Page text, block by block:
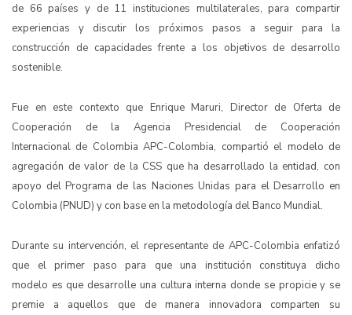
de 66 países y de 11 instituciones multilaterales, para compartir
experiencias y discutir los próximos pasos a seguir para la
construcción de capacidades frente a los objetivos de desarrollo
sostenible.
Fue en este contexto que Enrique Maruri, Director de Oferta de
Cooperación de la Agencia Presidencial de Cooperación
Internacional de Colombia APC-Colombia, compartió el modelo de
agregación de valor de la CSS que ha desarrollado la entidad, con
apoyo del Programa de las Naciones Unidas para el Desarrollo en
Colombia (PNUD) y con base en la metodología del Banco Mundial.
Durante su intervención, el representante de APC-Colombia enfatizó
que el primer paso para que una institución constituya dicho
modelo es que desarrolle una cultura interna donde se propicie y se
premie a aquellos que de manera innovadora comparten su